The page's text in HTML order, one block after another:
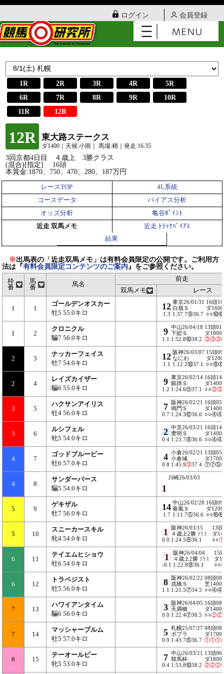
ログイン 会員登録
1R 2R 3R 4R
5R
6R
7R 8R 9R
10R
11R
12R
12R 東大路ステークス
ダ1400｜天候:小雨｜ 馬場:稍｜発走:16:35
3回京都4日目 ４歳上 3勝クラス
(混合)[指定] 16頭
本賞金:1870、750、470、280、187万円
レースTOP
4L系統
コースデータ
バイアス分析
オッズ分析
亀谷ﾎﾟｲﾝﾄ
近走 双馬メモ
近走 ﾄﾗｯｸﾊﾞｲｱｽ
結果
※出馬表の「近走双馬メモ」は有料会員限定の公開です。ご利用方
法は『有料会員限定コンテンツのご案内 』をご参照ください。
枠
番
馬
番
馬名
前走
双馬メモ
レース
1 1
ゴールデンオスカー
牡5 55.0キロ
12
1.3
東京26/01/31
白嶺Ｓ
1:37.7⑨36.7
16頭
ダ1600
○○⑩⑩
1 2
クロニクル
騙7 56.0キロ
9
1.1
中山26/04/18
下総Ｓ
1:52.8⑩38.2
13頭01
ダ1800
③③③
2 3
ナッカーフェイス
牡7 54.0キロ
12
1.1
阪神26/03/07
なにわ
1:12.2⑩37.1
15頭
ダ1200
○○⑧⑥
2 4
レイズカイザー
騙6 55.0キロ
9
1.2
東京26/02/14
銀蹄Ｓ
1:24.6⑪37.1
16頭14
ダ1400
○○③③
3 5
ハクサンアイリス
牡4 56.0キロ
7
0.7
阪神26/02/21
鳴門Ｓ
1:24.3⑫36.6
16頭05
ダ1400
○○④④
3 6
ルシフェル
牝5 54.0キロ
2
0.4
中京26/03/21
豊明Ｓ
1:23.7⑧36.6
16頭14
ダ1400
○○④④
4 7
ゴッドブルービー
牡6 57.0キロ
4
0.8
小倉26/02/21
小倉城
1:45.9③37.4
13頭05
ダ1700
⑦⑦⑤
4 8
サンダーバース
騙5 54.0キロ
1
川崎26/03/03
5 9
ゲキザル
牡7 56.0キロ
14
1.7
中山26/02/28
春風Ｓ
1:11.7⑤36.6
16頭
ダ1200
○○⑯⑯
5 10
スニーカースキル
牝4 54.0キロ
1
0.0
阪神26/03/15
４歳上2勝 クラス
1:24.5⑥36.1
13
ダ
○○
6 11
テイエムヒショウ
牡6 54.0キロ
1
-0.1
阪神26/04/04
４歳上2勝 クラス
1:22.8⑧36.1
15
ダ
○○
6 12
トラペジスト
牡5 56.0キロ
8
1.1
阪神26/02/22
戎橋Ｓ
1:21.5⑦34.5
08頭08
芝1400
○○④④
7 13
ハワイアンタイム
騙6 56.0キロ
3
0.0
阪神26/04/05
天満橋
1:22.4⑦36.5
16頭08
ダ1400
○○②②
7 14
マッシャーブルム
牡5 57.0キロ
5
0.9
札幌25/07/27
ポプラ
1:43.7⑥36.7
08頭08
ダ1700
①①①
8 15
テーオールビー
牝5 53.0キロ
7
0.4
中山26/03/21
韓馬杯
1:53.8⑩38.2
13頭06
ダ1800
②②②